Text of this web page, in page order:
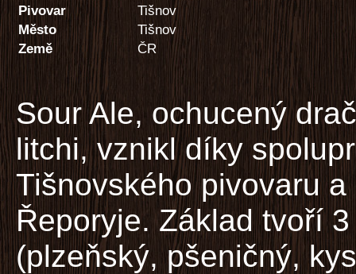
Pivovar
Tišnov
Město
Tišnov
Země
ČR
Sour Ale, ochucený
litchi, vznikl díky
Tišnovského pivovaru
Řeporyje. Základ tvoří
(plzeňský, pšeničný,